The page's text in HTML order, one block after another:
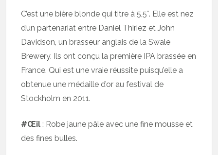
C’est une bière blonde qui titre à 5,5°. Elle est nez
d’un partenariat entre Daniel Thiriez et John
Davidson, un brasseur anglais de la Swale
Brewery. Ils ont conçu la première IPA brassée en
France. Qui est une vraie réussite puisqu’elle a
obtenue une médaille d’or au festival de
Stockholm en 2011.
#Œil : Robe jaune pâle avec une fine mousse et
des fines bulles.